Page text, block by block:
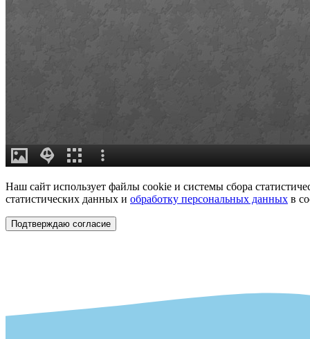
Наш сайт использует файлы cookie и системы сбора
статистических данных и обработку персональных данных в
Подтверждаю согласие